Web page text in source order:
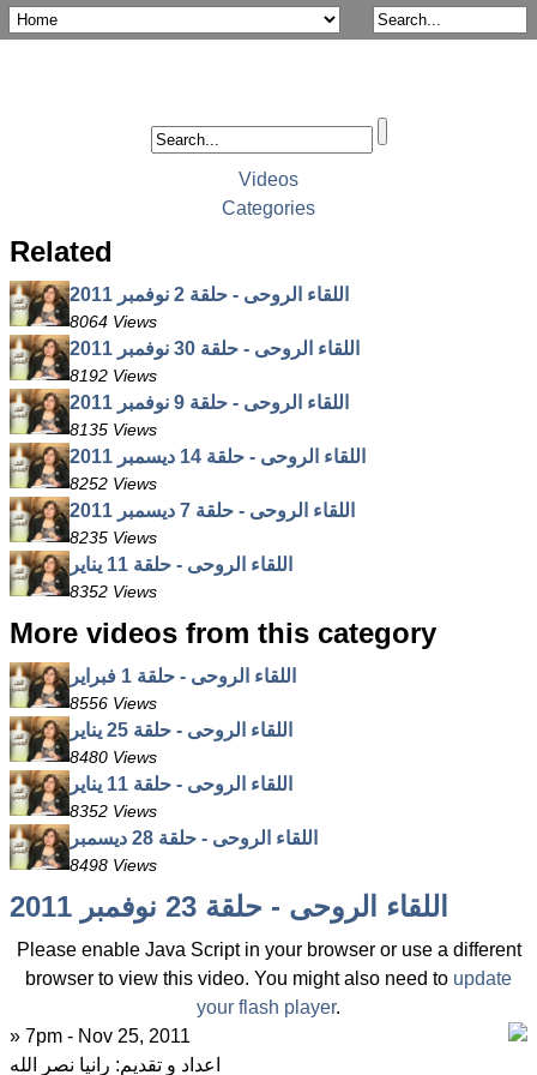
Videos
Categories
Related
اللقاء الروحى - حلقة 2 نوفمبر 2011
8064 Views
اللقاء الروحى - حلقة 30 نوفمبر 2011
8192 Views
اللقاء الروحى - حلقة 9 نوفمبر 2011
8135 Views
اللقاء الروحى - حلقة 14 ديسمبر 2011
8252 Views
اللقاء الروحى - حلقة 7 ديسمبر 2011
8235 Views
اللقاء الروحى - حلقة 11 يناير
8352 Views
More videos from this category
اللقاء الروحى - حلقة 1 فبراير
8556 Views
اللقاء الروحى - حلقة 25 يناير
8480 Views
اللقاء الروحى - حلقة 11 يناير
8352 Views
اللقاء الروحى - حلقة 28 ديسمبر
8498 Views
اللقاء الروحى - حلقة 23 نوفمبر 2011
Please enable Java Script in your browser or use a different
browser to view this video. You might also need to update
your flash player.
» 7pm - Nov 25, 2011
اعداد و تقديم: رانيا نصر الله